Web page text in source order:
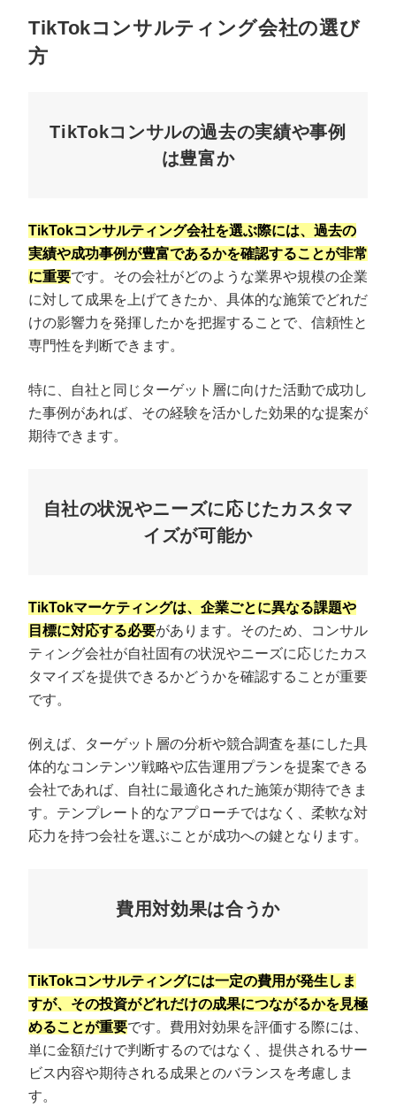
TikTokコンサルティング会社の選び
方
TikTokコンサルの過去の実績や事例
は豊富か
TikTokコンサルティング会社を選ぶ際には、過去の
実績や成功事例が豊富であるかを確認することが非常
に重要です。その会社がどのような業界や規模の企業
に対して成果を上げてきたか、具体的な施策でどれだ
けの影響力を発揮したかを把握することで、信頼性と
専門性を判断できます。
特に、自社と同じターゲット層に向けた活動で成功し
た事例があれば、その経験を活かした効果的な提案が
期待できます。
自社の状況やニーズに応じたカスタマ
イズが可能か
TikTokマーケティングは、企業ごとに異なる課題や
目標に対応する必要があります。そのため、コンサル
ティング会社が自社固有の状況やニーズに応じたカス
タマイズを提供できるかどうかを確認することが重要
です。
例えば、ターゲット層の分析や競合調査を基にした具
体的なコンテンツ戦略や広告運用プランを提案できる
会社であれば、自社に最適化された施策が期待できま
す。テンプレート的なアプローチではなく、柔軟な対
応力を持つ会社を選ぶことが成功への鍵となります。
費用対効果は合うか
TikTokコンサルティングには一定の費用が発生しま
すが、その投資がどれだけの成果につながるかを見極
めることが重要です。費用対効果を評価する際には、
単に金額だけで判断するのではなく、提供されるサー
ビス内容や期待される成果とのバランスを考慮しま
す。